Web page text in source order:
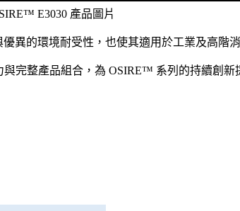
E3030 產品圖片
異的環境耐受性，也使其適用於工業及高階
完整產品組合，為 OSIRE™ 系列的持續創新